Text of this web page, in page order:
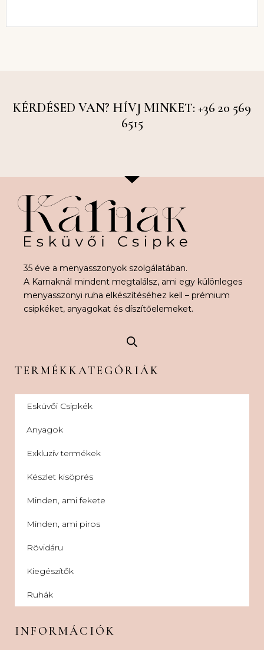
KÉRDÉSED VAN? HÍVJ MINKET: +36 20 569
6515
35 éve a menyasszonyok szolgálatában.
A Karnaknál mindent megtalálsz, ami egy különleges
menyasszonyi ruha elkészítéséhez kell – prémium
csipkéket, anyagokat és díszítőelemeket.
TERMÉKKATEGÓRIÁK
Esküvői Csipkék
Anyagok
Exkluzív termékek
Készlet kisöprés
Minden, ami fekete
Minden, ami piros
Rövidáru
Kiegészítők
Ruhák
INFORMÁCIÓK